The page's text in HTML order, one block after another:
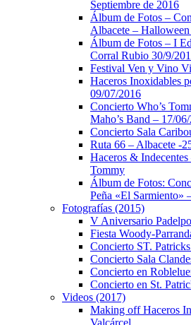
Septiembre de 2016
Álbum de Fotos –
Albacete –
Álbum de Fotos – I
Corral Rubio 30/9/
Festival Ven y Vino
Haceros Inoxidables
09/07/2016
Concierto Who’s
Maho’s Band – 17/
Concierto Sala
Ruta 66 – Albacete -
Haceros &
Tommy
Álbum de Fotos:
Peña «El Sarmiento»
Fotografías (2015)
V Aniversario
Fiesta Woody-
Concierto ST.
Concierto Sala
Concierto en
Concierto en St.
Videos (2017)
Making off Haceros
Valcárcel